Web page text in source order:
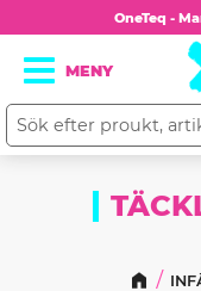
Meny
OneTeq -